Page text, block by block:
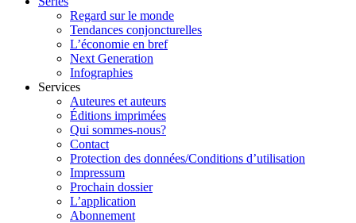
Regard sur le monde
Tendances conjoncturelles
L’économie en bref
Next Generation
Infographies
Services
Auteures et auteurs
Éditions imprimées
Qui sommes-nous?
Contact
Protection des données/Conditions d’utilisation
Impressum
Prochain dossier
L’application
Abonnement